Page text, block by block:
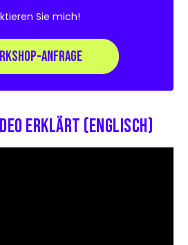
Sie mich!
ANFRAGE
erklärt (Englisch)